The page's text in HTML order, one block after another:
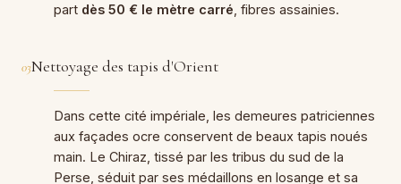
part dès 50 € le mètre carré , fibres assainies.
03Nettoyage des tapis d'Orient
Dans cette cité impériale, les demeures patriciennes
aux façades ocre conservent de beaux tapis noués
main. Le Chiraz, tissé par les tribus du sud de la
Perse, séduit par ses médaillons en losange et sa